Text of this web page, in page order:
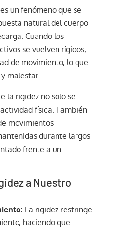
un fenómeno que se
natural del cuerpo
Cuando los
se vuelven rígidos,
de movimiento, lo que
malestar.
la rigidez no solo se
física. También
movimientos
durante largos
frente a un
a Nuestro
La rigidez restringe
haciendo que